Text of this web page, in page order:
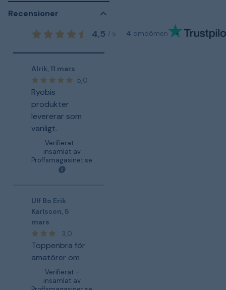
Recensioner
4,5 / 5 4 omdömen
Alrik 11 mars
5,0
Ryobis
produkter
levererar som
vanligt.
Verifierat -
insamlat av
Proffsmagasinet.se
Ulf Bo Erik
Karlsson 5
mars
3,0
Toppenbra för
amatörer om
Verifierat -
insamlat av